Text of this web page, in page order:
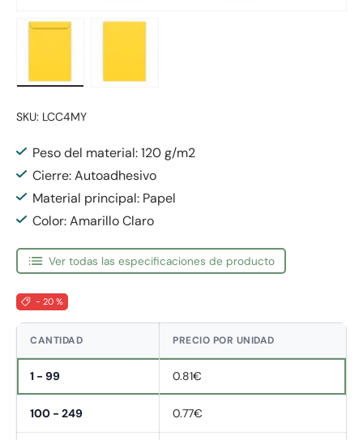
SKU: LCC4MY
Peso del material: 120 g/m2
Cierre: Autoadhesivo
Material principal: Papel
Color: Amarillo Claro
Ver todas las especificaciones de producto
- 20 %
CANTIDAD PRECIO POR UNIDAD
1 - 99 0.81€
100 - 249 0.77€